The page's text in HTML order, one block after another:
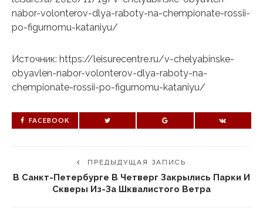
nabor-volonterov-dlya-raboty-na-chempionate-rossii-
po-figurnomu-kataniyu/
Источник: https://leisurecentre.ru/v-chelyabinske-
obyavlen-nabor-volonterov-dlya-raboty-na-
chempionate-rossii-po-figurnomu-kataniyu/
FACEBOOK
ПРЕДЫДУЩАЯ ЗАПИСЬ
В Санкт-Петербурге В Четверг Закрылись Парки И
Скверы Из-За Шквалистого Ветра